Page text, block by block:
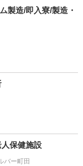
製造/即入寮/製造・
人保健施設
バー町田